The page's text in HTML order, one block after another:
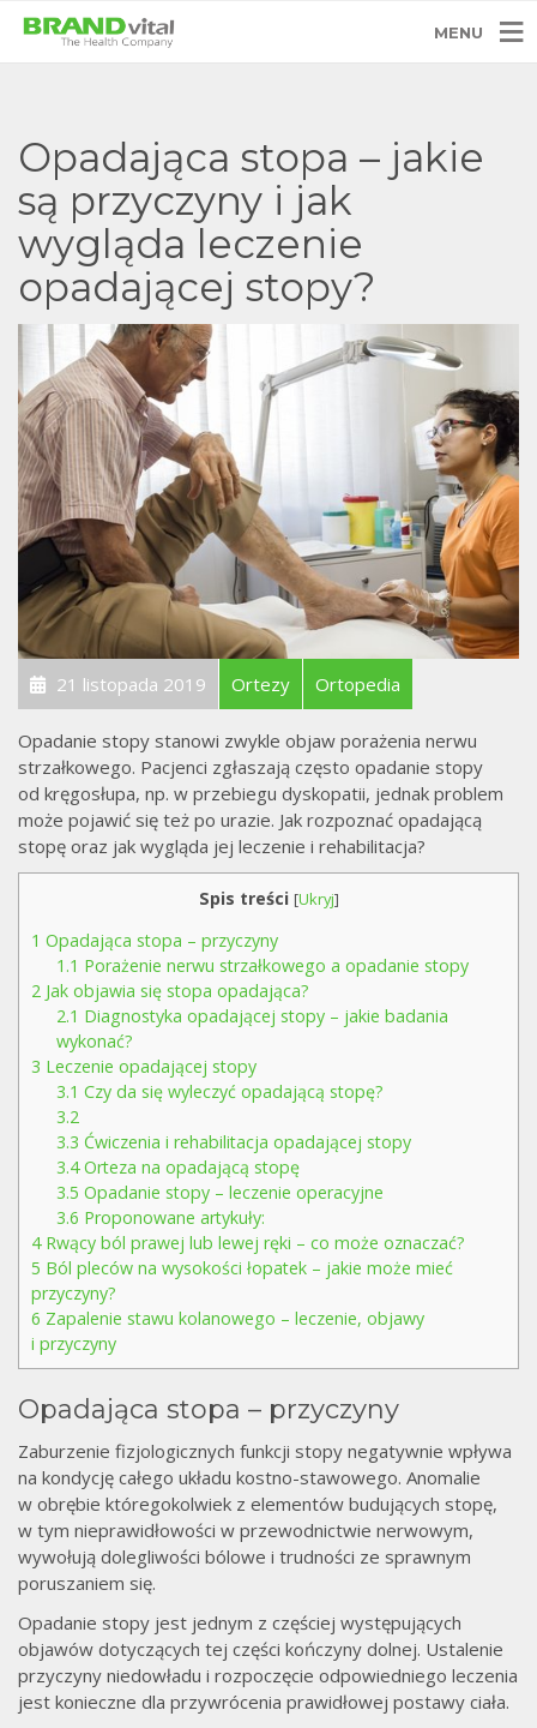
MENU
Opadająca stopa – jakie
są przyczyny i jak
wygląda leczenie
opadającej stopy?
21 listopada 2019 Ortezy Ortopedia
Opadanie stopy stanowi zwykle objaw porażenia nerwu
strzałkowego. Pacjenci zgłaszają często opadanie stopy
od kręgosłupa, np. w przebiegu dyskopatii, jednak problem
może pojawić się też po urazie. Jak rozpoznać opadającą
stopę oraz jak wygląda jej leczenie i rehabilitacja?
Spis treści [Ukryj]
1 Opadająca stopa – przyczyny
1.1 Porażenie nerwu strzałkowego a opadanie stopy
2 Jak objawia się stopa opadająca?
2.1 Diagnostyka opadającej stopy – jakie badania
wykonać?
3 Leczenie opadającej stopy
3.1 Czy da się wyleczyć opadającą stopę?
3.2
3.3 Ćwiczenia i rehabilitacja opadającej stopy
3.4Orteza na opadającą stopę
3.5 Opadanie stopy – leczenie operacyjne
3.6 Proponowane artykuły:
4Rwący ból prawej lub lewej ręki – co może oznaczać?
5 Ból pleców na wysokości łopatek – jakie może mieć
przyczyny?
6 Zapalenie stawu kolanowego – leczenie, objawy
i przyczyny
Opadająca stopa – przyczyny
Zaburzenie fizjologicznych funkcji stopy negatywnie wpływa
na kondycję całego układu kostno-stawowego. Anomalie
w obrębie któregokolwiek z elementów budujących stopę,
w tym nieprawidłowości w przewodnictwie nerwowym,
wywołują dolegliwości bólowe i trudności ze sprawnym
poruszaniem się.
Opadanie stopy jest jednym z częściej występujących
objawów dotyczących tej części kończyny dolnej. Ustalenie
przyczyny niedowładu i rozpoczęcie odpowiedniego leczenia
jest konieczne dla przywrócenia prawidłowej postawy ciała.